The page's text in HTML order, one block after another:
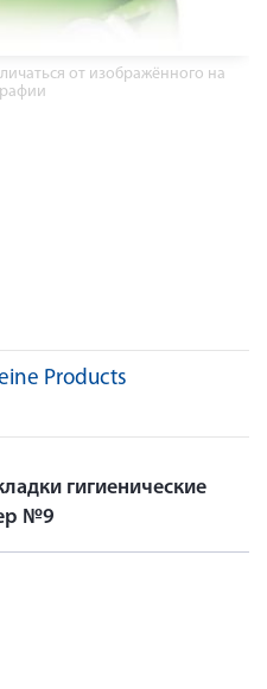
от изображённого на
Products
гигиенические
№9